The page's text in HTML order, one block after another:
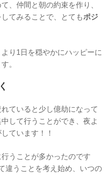
、仲間と朝の約束を作り、
てみることで、とてもポジ
より1日を穏やかにハッピーに
。
ていると少し億劫になって
して行うことができ、夜よ
ています！！
うことが多かったのです
違うことを考え始め、いつの